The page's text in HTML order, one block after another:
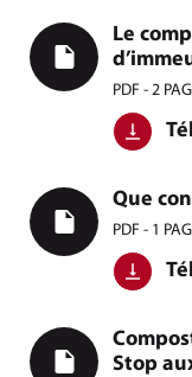
Le
PDF - 2
Que
PDF - 1
Stop